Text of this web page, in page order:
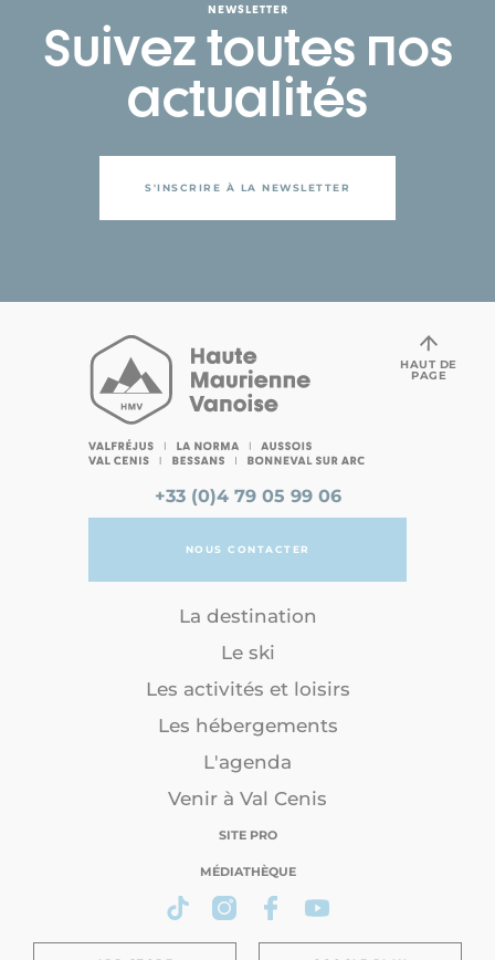
NEWSLETTER
Suivez toutes nos
actualités
S'INSCRIRE À LA NEWSLETTER
+33 (0)4 79 05 99 06
NOUS CONTACTER
La destination
Le ski
Les activités et loisirs
Les hébergements
L'agenda
Venir à Val Cenis
SITE PRO
MÉDIATHÈQUE
HAUT DE
PAGE